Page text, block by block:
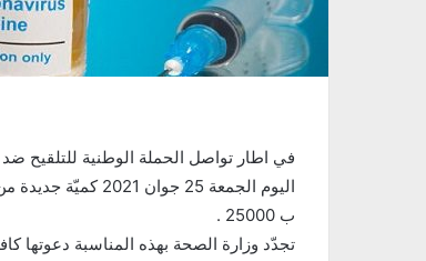
في اطار تواصل الحملة الوطنية للتلقيح
ب 25000 .
تجدّد وزارة الصحة بهذه المناسبة دعوتها